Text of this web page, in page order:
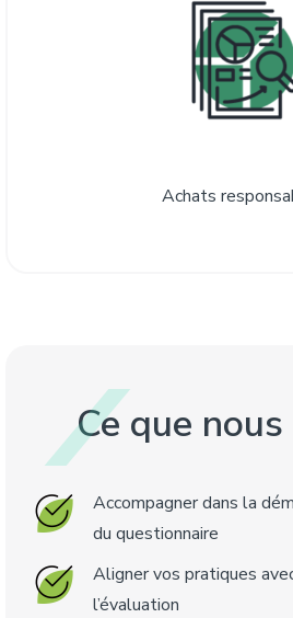
Achats
Ce que
Accompagner dans la
du questionnaire
Aligner vos pratiques
l’évaluation